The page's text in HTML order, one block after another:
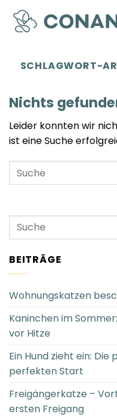
Zum
Inhalt
springen
SCHLAGWORT-
Nichts
Leider konnten wir
ist eine Suche
BEITRÄGE
Wohnungskatzen
Kaninchen im
vor Hitze
Ein Hund zieht ein:
perfekten Start
Freigängerkatze –
ersten Freigang